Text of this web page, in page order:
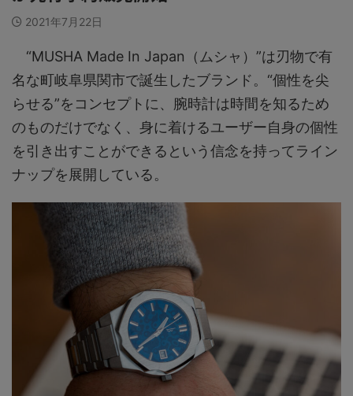
2021年7月22日
“MUSHA Made In Japan（ムシャ）”は刃物で有
名な町岐阜県関市で誕生したブランド。“個性を尖
らせる”をコンセプトに、腕時計は時間を知るため
のものだけでなく、身に着けるユーザー自身の個性
を引き出すことができるという信念を持ってライン
ナップを展開している。